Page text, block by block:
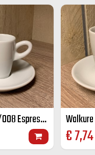
Walkure 450/008 Espresso K+S wit 8 cl
€7,74